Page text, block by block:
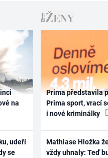
na
udeří
se
Prima představila
Prima sport, vrací
i nové kriminálky
Mathiase Hložka
vždy uhnaly: Teď